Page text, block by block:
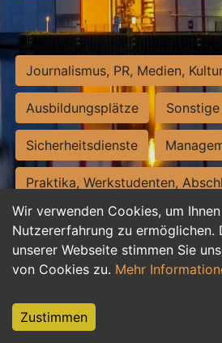
Wir verwenden Cookies, um
Nutzererfahrung zu ermöglichen.
unserer Webseite stimmen Sie
von Cookies zu. Mehr
Zustimmen
Journalismus, PR, Medien,
Ausbildungsplätze
Sicherheitsdienste
Praktika, Werkstudenten,
Personalwesen Assistenz,
Hilfskräfte, Aushilfs- und
Weiterbildung, Studium, duale